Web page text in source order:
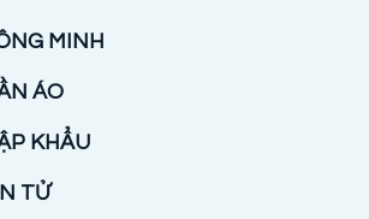
MINH
ÁO
KHẨU
TỬ